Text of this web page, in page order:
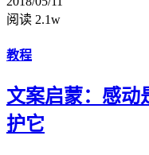
阅读 2.1w
教程
文案启蒙：感动
护它